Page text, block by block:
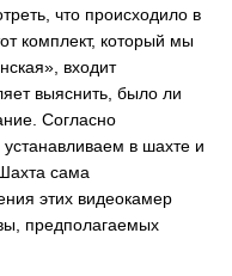
что происходило в
комплект, который мы
входит
выяснить, было ли
Согласно
в шахте и
сама
этих видеокамер
предполагаемых